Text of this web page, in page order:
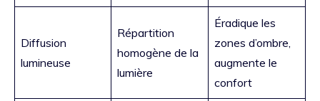
Diffusion
lumineuse
Répartition
homogène de la
lumière
Éradique les
zones d’ombre,
augmente le
confort